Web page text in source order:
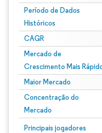
Período de Dados
Históricos
CAGR
Mercado de
Crescimento Mais
Maior Mercado
Concentração do
Mercado
Principais jogadores